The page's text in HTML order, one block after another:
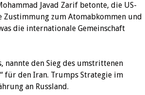
Javad Zarif betonte, die US-
zum Atomabkommen und
die internationale Gemeinschaft
nannte den Sieg des umstrittenen
für den Iran. Trumps Strategie im
an Russland.